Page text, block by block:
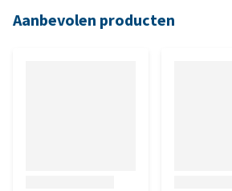
Aanbevolen producten